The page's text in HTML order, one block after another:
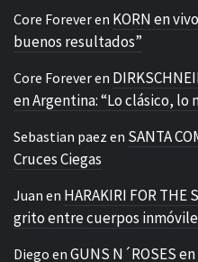
Core Foreveren KORN en
buenos resultados”
Core Foreveren
en Argentina: “Lo clásico, lo
Sebastian paez en SANTA
Cruces Ciegas
Juan en HARAKIRI FOR THE
grito entre cuerpos
Diego en GUNS N´ROSES